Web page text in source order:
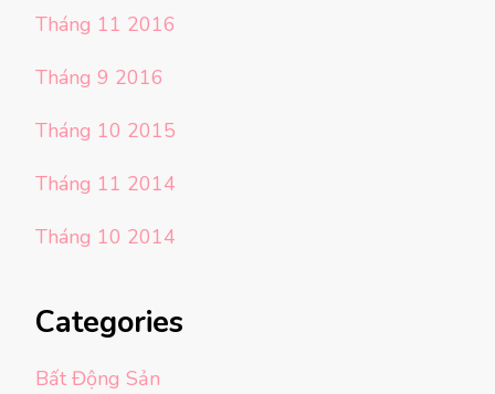
Tháng 11 2016
Tháng 9 2016
Tháng 10 2015
Tháng 11 2014
Tháng 10 2014
Categories
Bất Động Sản